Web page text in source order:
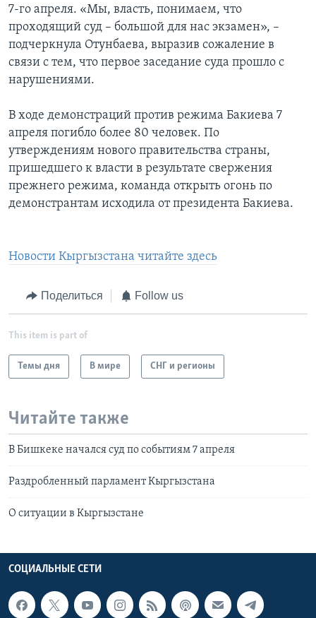
7-го апреля. «Мы, власть, понимаем, что
проходящий суд – большой для нас экзамен», –
подчеркнула Отунбаева, выразив сожаление в
связи с тем, что первое заседание суда прошло с
нарушениями.
В ходе демонстраций против режима Бакиева 7
апреля погибло более 80 человек. По
утверждениям нового правительства страны,
пришедшего к власти в результате свержения
прежнего режима, команда открыть огонь по
демонстрантам исходила от президента Бакиева.
Новости Кыргызстана читайте здесь
Поделиться Follow us
This item is part of
Темы дня В мире СНГ и регионы
Читайте также
В Бишкеке начался суд по событиям 7 апреля
Раздробленный парламент Кыргызстана
О ситуации в Кыргызстане
СОЦИАЛЬНЫЕ СЕТИ